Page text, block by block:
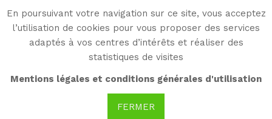
En poursuivant votre navigation sur ce site, vous acceptez
l’utilisation de cookies pour vous proposer des services
adaptés à vos centres d’intérêts et réaliser des
statistiques de visites
Mentions légales et conditions générales d'utilisation
FERMER
WG
Witold Gombrowicz
#Gombrowicz #Yvonne
in Romania ??by Botond